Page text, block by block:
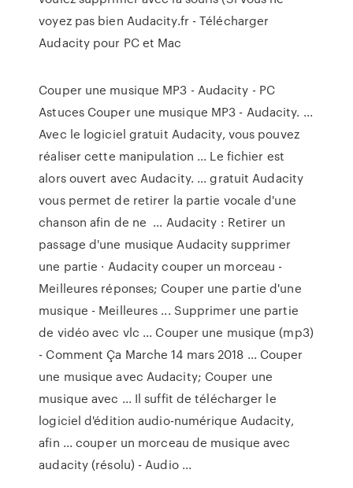
voyez pas bien Audacity.fr - Télécharger
Audacity pour PC et Mac
Couper une musique MP3 - Audacity - PC
Astuces Couper une musique MP3 - Audacity. ...
Avec le logiciel gratuit Audacity, vous pouvez
réaliser cette manipulation ... Le fichier est
alors ouvert avec Audacity. ... gratuit Audacity
vous permet de retirer la partie vocale d'une
chanson afin de ne ... Audacity : Retirer un
passage d'une musique Audacity supprimer
une partie · Audacity couper un morceau -
Meilleures réponses; Couper une partie d'une
musique - Meilleures ... Supprimer une partie
de vidéo avec vlc ... Couper une musique (mp3)
- Comment Ça Marche 14 mars 2018 ... Couper
une musique avec Audacity; Couper une
musique avec ... Il suffit de télécharger le
logiciel d'édition audio-numérique Audacity,
afin ... couper un morceau de musique avec
audacity (résolu) - Audio ...